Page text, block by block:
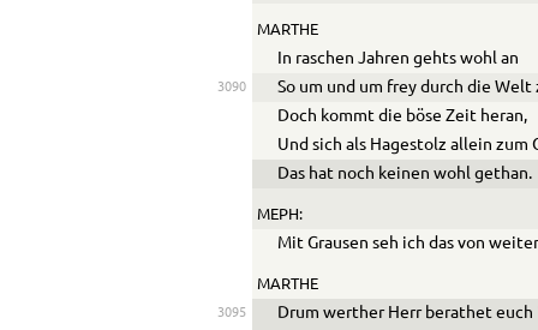
MARTHE
In raschen Jahren gehts wohl an
3090
So um und um frey durch die
Doch kommt die böse Zeit heran,
Und sich als Hagestolz allein zum
Das hat noch keinen wohl gethan.
MEPH:
Mit Grausen seh ich das von
MARTHE
3095 Drum werther Herr berathet euch